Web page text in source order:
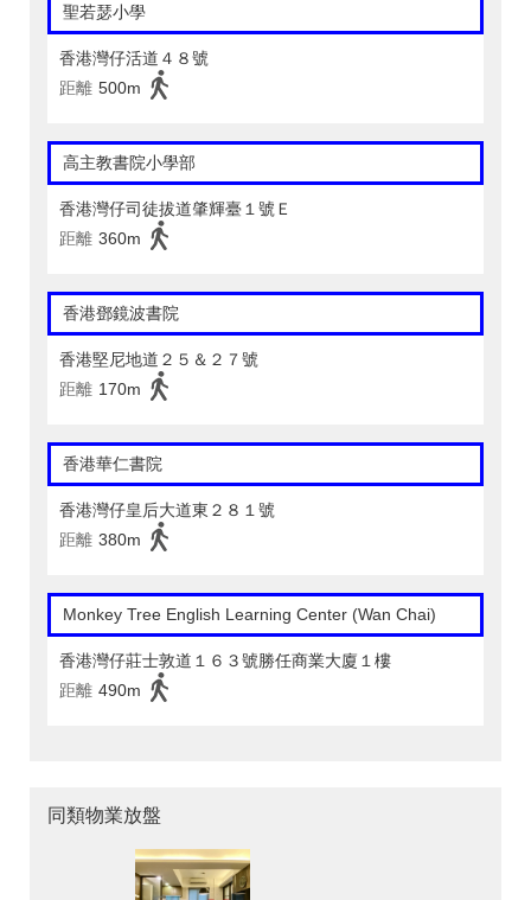
聖若瑟小學
香港灣仔活道４８號
距離 500m
高主教書院小學部
香港灣仔司徒拔道肇輝臺１號Ｅ
距離 360m
香港鄧鏡波書院
香港堅尼地道２５＆２７號
距離 170m
香港華仁書院
香港灣仔皇后大道東２８１號
距離 380m
Monkey Tree English Learning Center (Wan Chai)
香港灣仔莊士敦道１６３號勝任商業大廈１樓
距離 490m
同類物業放盤